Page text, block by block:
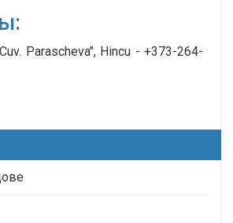
Parascheva", Hincu - +373-264-